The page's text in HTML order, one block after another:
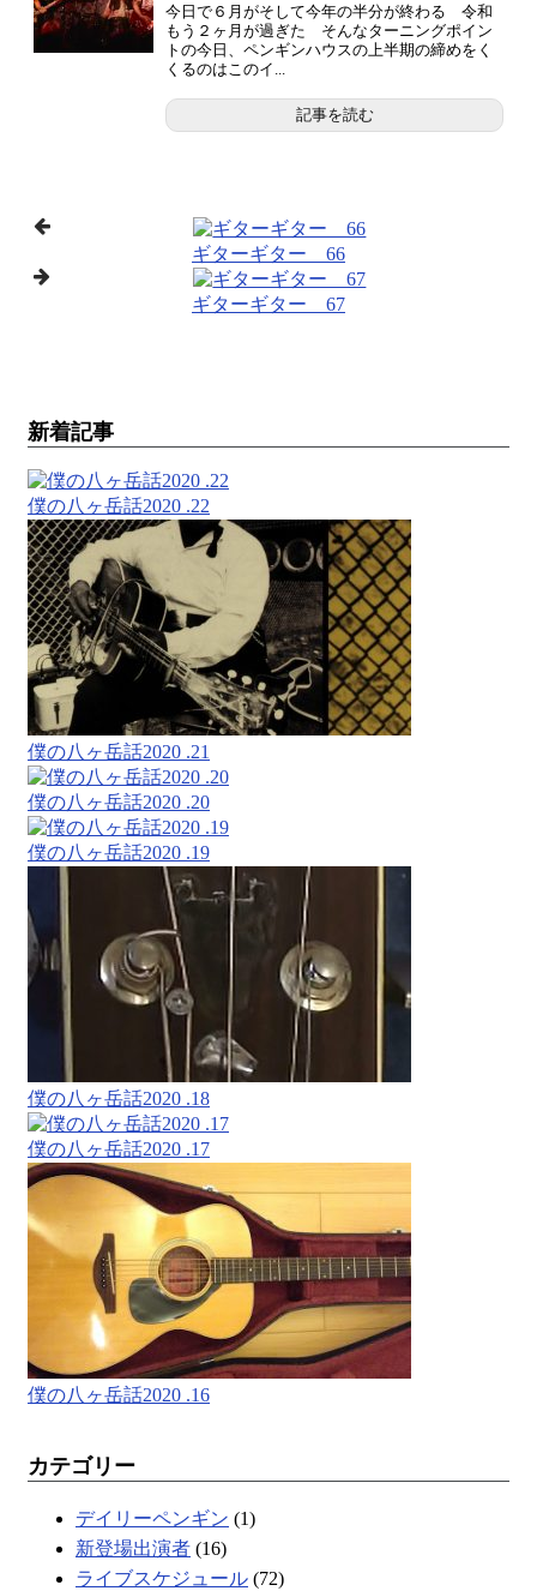
今日で６月がそして今年の半分が終わる 令和
もう２ヶ月が過ぎた そんなターニングポイン
トの今日、ペンギンハウスの上半期の締めをく
くるのはこのイ...
記事を読む
ギターギター 66
ギターギター 67
新着記事
僕の八ヶ岳話2020 .22
僕の八ヶ岳話2020 .21
僕の八ヶ岳話2020 .20
僕の八ヶ岳話2020 .19
僕の八ヶ岳話2020 .18
僕の八ヶ岳話2020 .17
僕の八ヶ岳話2020 .16
カテゴリー
デイリーペンギン (1)
新登場出演者 (16)
ライブスケジュール (72)